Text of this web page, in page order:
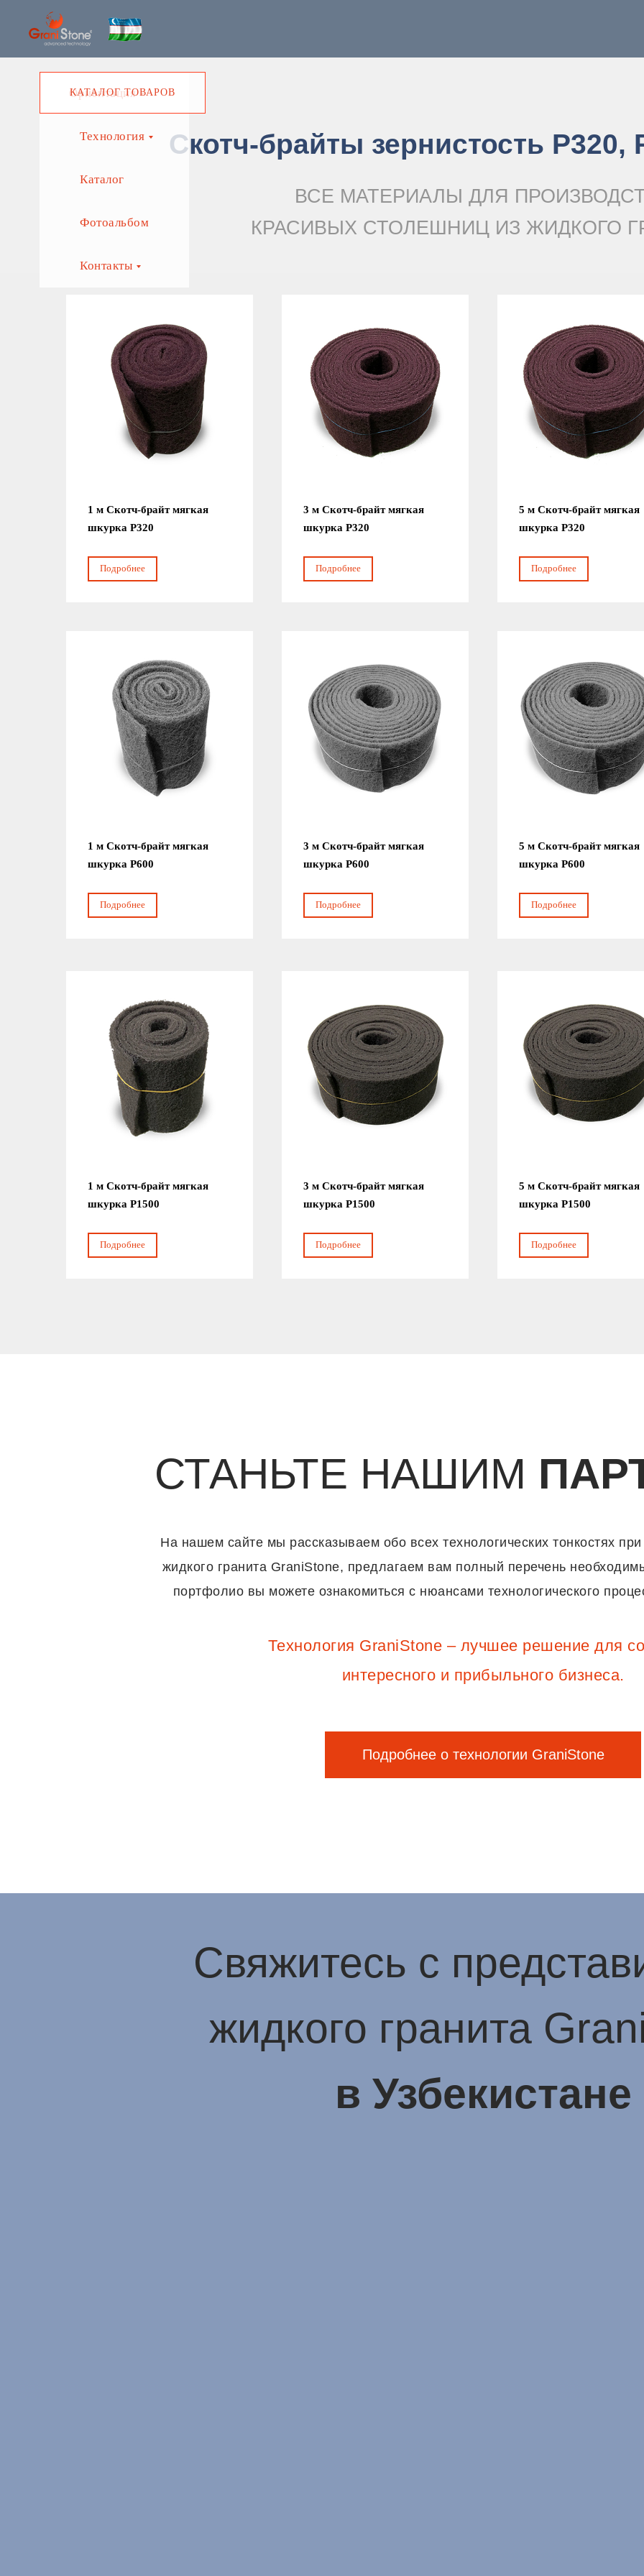
Ориентация
Технология
Каталог
Фотоальбом
Контакты
Скотч-брайты зернистость Р320,
ВСЕ МАТЕРИАЛЫ ДЛЯ
КРАСИВЫХ СТОЛЕШНИЦ ИЗ ЖИДКОГО
1 м Скотч-брайт мягкая
шкурка Р320
Подробнее
3 м Скотч-брайт мягкая
шкурка Р320
Подробнее
5 м Скотч-брайт мягкая
шкурка Р320
Подробнее
1 м Скотч-брайт мягкая
шкурка Р600
Подробнее
3 м Скотч-брайт мягкая
шкурка Р600
Подробнее
5 м Скотч-брайт мягкая
шкурка Р600
Подробнее
1 м Скотч-брайт мягкая
шкурка Р1500
Подробнее
3 м Скотч-брайт мягкая
шкурка Р1500
Подробнее
5 м Скотч-брайт мягкая
шкурка Р1500
Подробнее
КАТАЛОГ ТОВАРОВ
СТАНЬТЕ НАШИМ
На нашем сайте мы рассказываем обо всех технологических тонкостях
жидкого гранита GraniStone, предлагаем вам полный перечень
портфолио вы можете ознакомиться с нюансами технологического
Технология GraniStone – лучшее решение для
интересного и прибыльного бизнеса.
Подробнее о технологии GraniStone
Свяжитесь с
жидкого гранита
в Узбекистане